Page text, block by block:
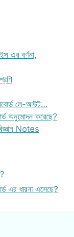
এর বর্ণনা,
লে-আউট…
অনুমোদন করেছে?
Notes
এর ধারনা এসেছে?